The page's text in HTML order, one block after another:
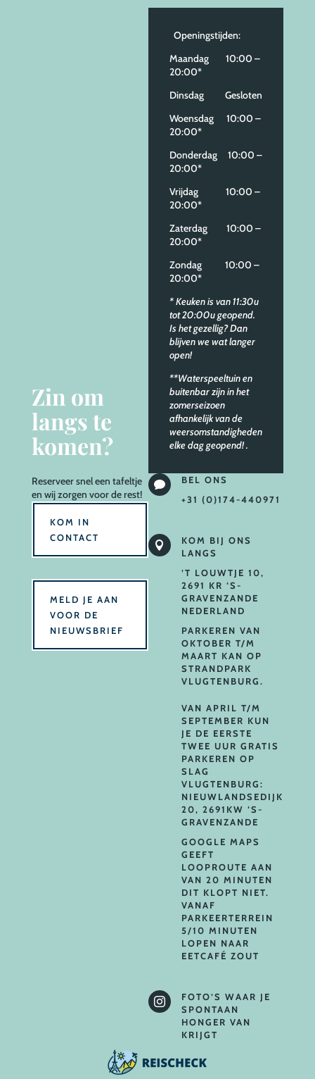
Zin om
langs te
komen?
Reserveersnel een tafeltje
en wij zorgen voor de rest!
KOM IN
CONTACT
MELD JE AAN
VOOR DE
NIEUWSBRIEF
Openingstijden:
Maandag 10:00 –
20:00*
Dinsdag Gesloten
Woensdag 10:00 –
20:00*
Donderdag 10:00 –
20:00*
Vrijdag 10:00 –
20:00*
Zaterdag 10:00 –
20:00*
Zondag 10:00 –
20:00*
* Keuken is van 11:30u
tot 20:00u geopend.
Is het gezellig? Dan
blijven we wat langer
open!
**Waterspeeltuin en
buitenbar zijn in het
zomerseizoen
afhankelijk van de
weersomstandigheden
elke dag geopend!.

BEL ONS
+31 (0)174-440971

KOM BIJ ONS
LANGS
’T LOUWTJE 10,
2691 KR ‘S-
GRAVENZANDE
NEDERLAND
PARKEREN VAN
OKTOBER T/M
MAART KAN OP
STRANDPARK
VLUGTENBURG.
VAN APRIL T/M
SEPTEMBER KUN
JE DE EERSTE
TWEE UUR GRATIS
PARKEREN OP
SLAG
VLUGTENBURG:
NIEUWLANDSEDIJK
20, 2691KW ‘S-
GRAVENZANDE
GOOGLE MAPS
GEEFT
LOOPROUTE AAN
VAN 20 MINUTEN
DIT KLOPT NIET.
VANAF
PARKEERTERREIN
5/10 MINUTEN
LOPEN NAAR
EETCAFÉ ZOUT

FOTO’S WAAR JE
SPONTAAN
HONGER VAN
KRIJGT